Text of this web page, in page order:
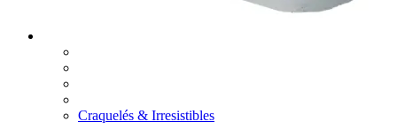
Craquelés & Irresistibles